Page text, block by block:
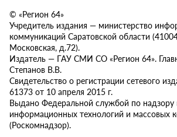
© «Регион 64»
Учредитель издания — министерство
коммуникаций Саратовской области
Московская, д.72).
Издатель — ГАУ СМИ СО «Регион 64».
Степанов В.В.
Свидетельство о регистрации сетевого
61373 от 10 апреля 2015 г.
Выдано Федеральной службой по надзору
информационных технологий и массовых
(Роскомнадзор).